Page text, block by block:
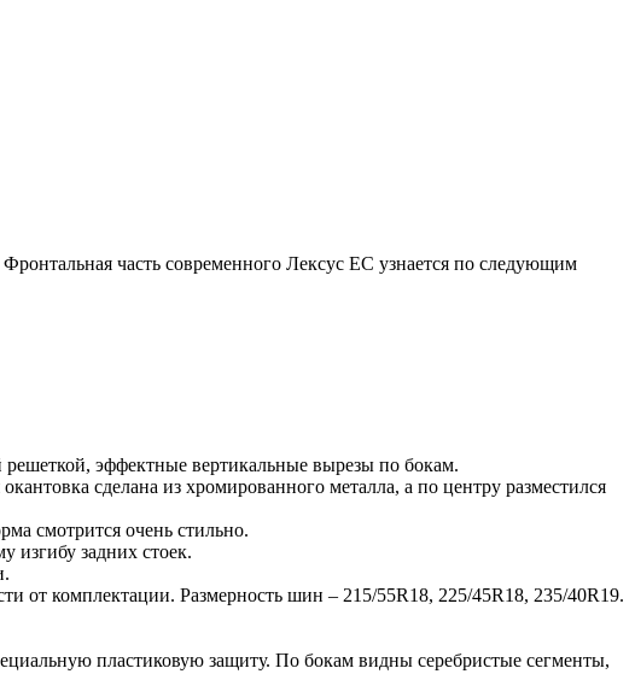
часть современного Лексус ЕС узнается по следующим
эффектные вертикальные вырезы по бокам.
сделана из хромированного металла, а по центру разместился
смотрится очень стильно.
изгибу задних стоек.
от комплектации. Размерность шин – 215/55R18, 225/45R18, 235/40R19.
пластиковую защиту. По бокам видны серебристые сегменты,